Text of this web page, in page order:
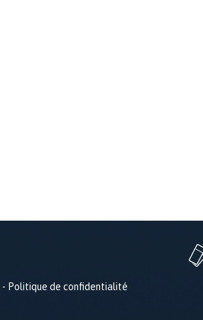
- Politique de confidentialité